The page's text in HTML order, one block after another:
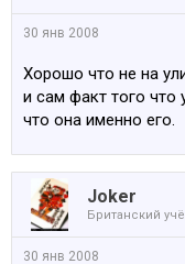
30 янв 2008
Хорошо что не на
и сам факт того что
что она именно его.
Joker
Британский
30 янв 2008